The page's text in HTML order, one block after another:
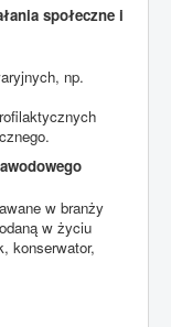
społeczne i
np.
w branży
w życiu
konserwator,